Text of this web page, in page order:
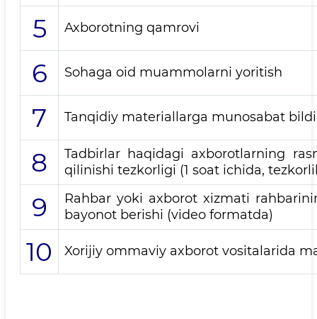
5 Axborotning qamrovi
6 Sohaga oid muammolarni yoritish
7 Tanqidiy materiallarga munosabat
8
Tadbirlar haqidagi axborotlarning
qilinishi tezkorligi (1 soat ichida,
9
Rahbar yoki axborot xizmati
bayonot berishi (video formatda)
10 Xorijiy ommaviy axborot vositalarida